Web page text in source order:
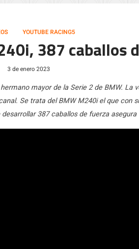
YOUTUBE RACING5
387 caballos
3 de enero 2023
mayor de la Serie 2 de BMW. La
Se trata del BMW M240i el que con
387 caballos de fuerza